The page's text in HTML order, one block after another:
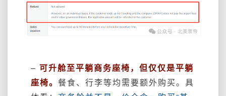
– 可升舱至平躺商务座椅，但仅仅是平躺
座椅。 餐食、行李等均需要额外购买。具